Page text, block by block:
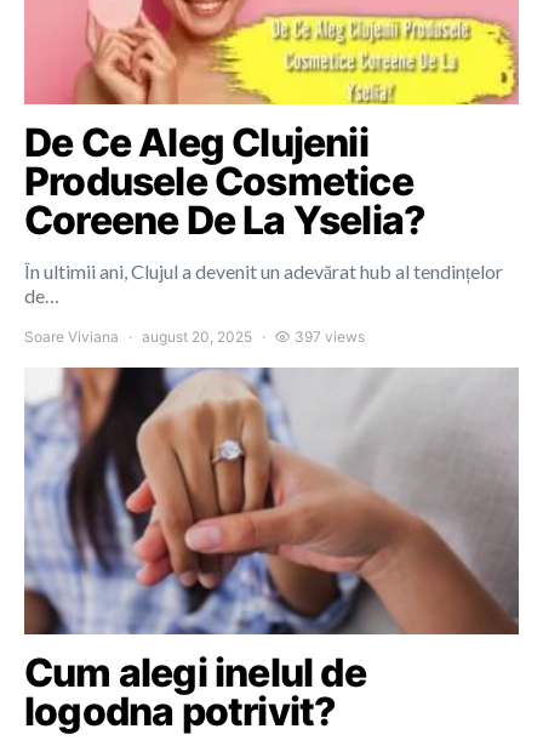
De Ce Aleg Clujenii
Produsele Cosmetice
Coreene De La Yselia?
În ultimii ani, Clujul a devenit un adevărat hub al tendințelor
de…
Soare Viviana august 20, 2025 397 views
Cum alegi inelul de
logodna potrivit?